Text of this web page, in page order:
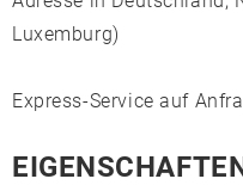
Luxemburg)
Express-Service auf